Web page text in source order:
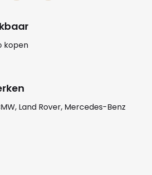
kopen
Land Rover, Mercedes-Benz